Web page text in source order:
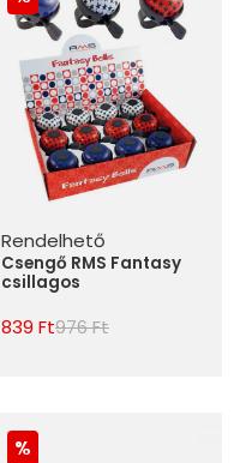
Rendelhető
Csengő RMS Fantasy
csillagos
839 Ft976 Ft